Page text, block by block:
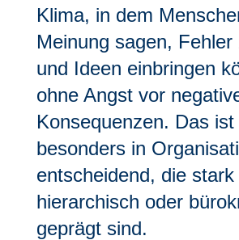
Klima, in dem
Meinung sagen, Fehler
und Ideen einbringen
ohne Angst vor
Konsequenzen. Das ist
besonders in
entscheidend, die stark
hierarchisch oder
geprägt sind.